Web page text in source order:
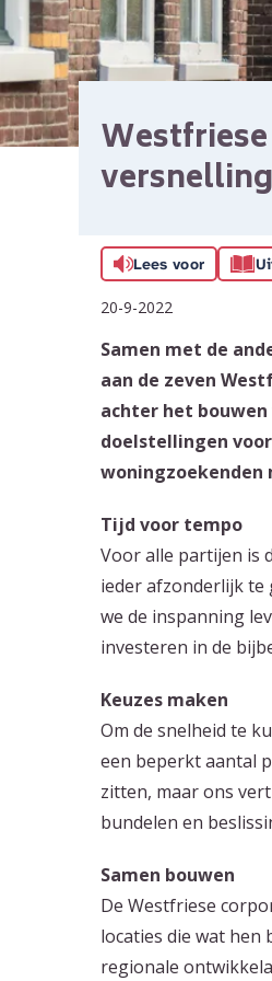
Lees voor
20-9-2022
Samen met de
aan de zeven
achter het
doelstellingen
woningzoekenden
Tijd voor tempo
Voor alle partijen is
ieder afzonderlijk te
we de inspanning
investeren in de
Keuzes maken
Om de snelheid te
een beperkt aantal
zitten, maar ons
bundelen en
Samen bouwen
De Westfriese
locaties die wat
regionale